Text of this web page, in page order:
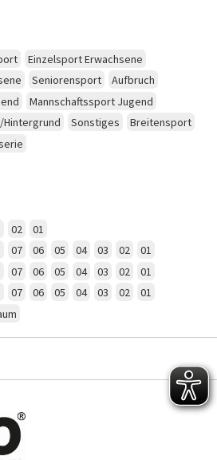
Einzelsport Erwachsene
Seniorensport
Aufbruch
Mannschaftssport Jugend
Hintergrund Sonstiges
Breitensport
02 01
07 06 05 04 03 02 01
07 06 05 04 03 02 01
07 06 05 04 03 02
01